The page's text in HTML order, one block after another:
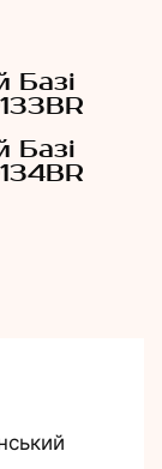
Базі
Базі